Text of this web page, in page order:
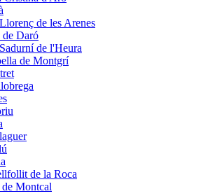
de les Arenes
de Daró
de l'Heura
de Montgrí
de la Roca
Montcal